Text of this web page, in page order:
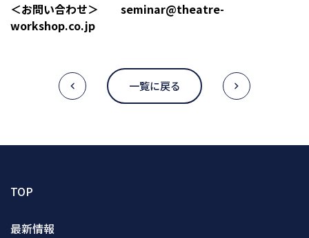
＜お問い合わせ＞ seminar@theatre-
workshop.co.jp
一覧に戻る
TOP
最新情報